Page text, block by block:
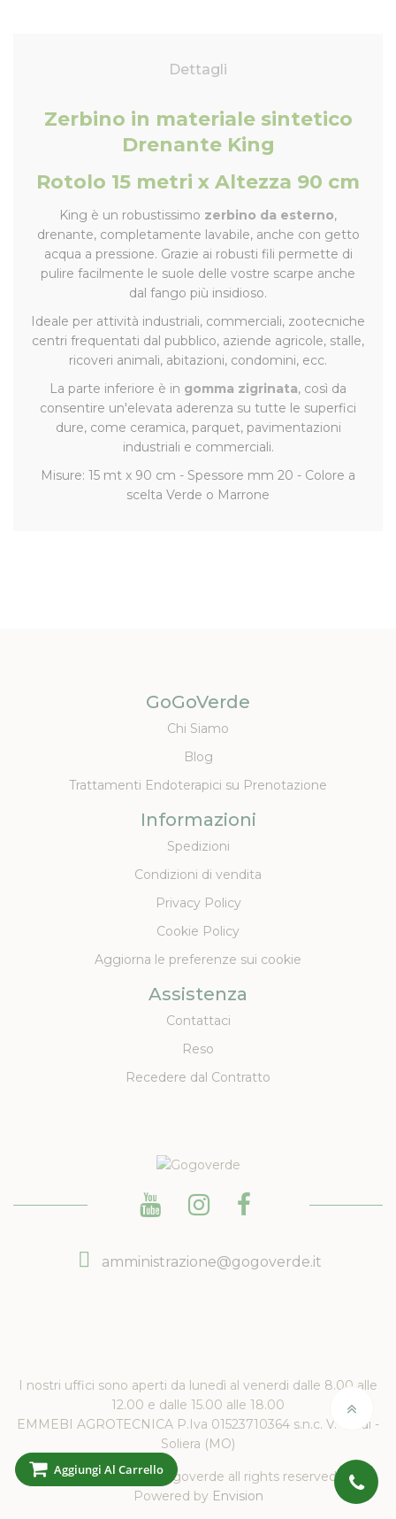
Aggiungi Al Carrello
Dettagli
Zerbino in materiale sintetico
Drenante King
Rotolo 15 metri x Altezza 90 cm
King è un robustissimo zerbino da esterno,
drenante, completamente lavabile, anche con getto
acqua a pressione. Grazie ai robusti fili permette di
pulire facilmente le suole delle vostre scarpe anche
dal fango più insidioso.
Ideale per attività industriali, commerciali, zootecniche
centri frequentati dal pubblico, aziende agricole, stalle,
ricoveri animali, abitazioni, condomini, ecc.
La parte inferiore è in gomma zigrinata, così da
consentire un'elevata aderenza su tutte le superfici
dure, come ceramica, parquet, pavimentazioni
industriali e commerciali.
Misure: 15 mt x 90 cm - Spessore mm 20 - Colore a
scelta Verde o Marrone
GoGoVerde
Chi Siamo
Blog
Trattamenti Endoterapici su Prenotazione
Informazioni
Spedizioni
Condizioni di vendita
Privacy Policy
Cookie Policy
Aggiorna le preferenze sui cookie
Assistenza
Contattaci
Reso
Recedere dal Contratto
amministrazione@gogoverde.it
I nostri uffici sono aperti da lunedì al venerdi dalle 8.00 alle
12.00 e dalle 15.00 alle 18.00
EMMEBI AGROTECNICA P.Iva 01523710364 s.n.c. V. Verdi -
Soliera (MO)
Copyright 2019 Gogoverde all rights reserved.
Powered by Envision